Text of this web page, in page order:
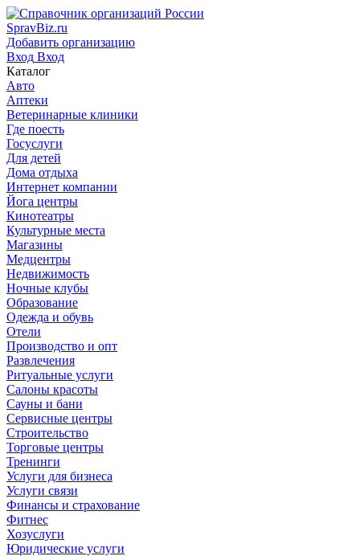
SpravBiz.ru
Добавить организацию
Вход Вход
Каталог
Авто
Аптеки
Ветеринарные клиники
Где поесть
Госуслуги
Для детей
Дома отдыха
Интернет компании
Йога центры
Кинотеатры
Культурные места
Магазины
Медцентры
Недвижимость
Ночные клубы
Образование
Одежда и обувь
Отели
Производство и опт
Развлечения
Ритуальные услуги
Салоны красоты
Сауны и бани
Сервисные центры
Строительство
Торговые центры
Тренинги
Услуги для бизнеса
Услуги связи
Финансы и страхование
Фитнес
Хозуслуги
Юридические услуги